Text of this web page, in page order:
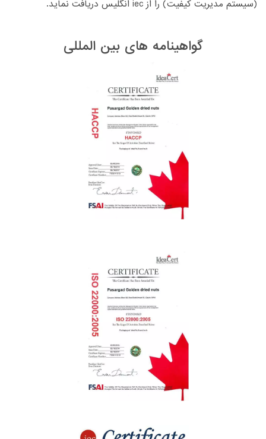
(سیستم مدیریت کیفیت) را از iec انگلیس دریافت نماید.
گواهینامه های بین المللی